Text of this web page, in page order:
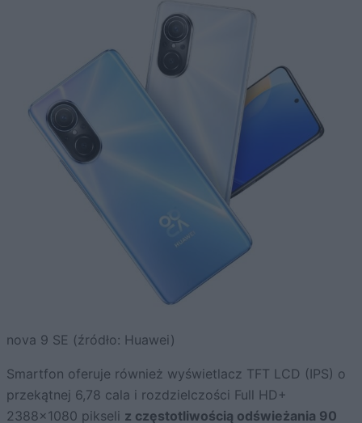
nova 9 SE (źródło: Huawei)
Smartfon oferuje również wyświetlacz TFT LCD (IPS) o
przekątnej 6,78 cala i rozdzielczości Full HD+
2388×1080 pikseli z częstotliwością odświeżania 90